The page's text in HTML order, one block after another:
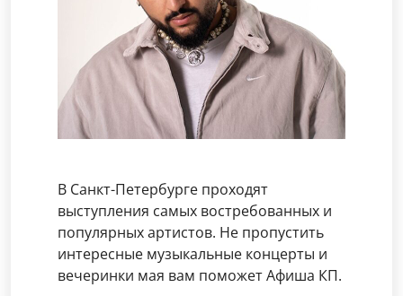
В Санкт-Петербурге проходят
выступления самых востребованных и
популярных артистов. Не пропустить
интересные музыкальные концерты и
вечеринки мая вам поможет Афиша КП.